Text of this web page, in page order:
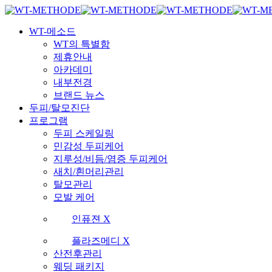
국내 최초 두피케어 브랜드 WT
국내 최초 두피케어 브랜드 WT
Skip
main
Menu
WT-메소드
WT의 특별함
제휴안내
아카데미
내부전경
브랜드 뉴스
두피/탈모진단
프로그램
두피 스케일링
민감성 두피케어
지루성/비듬/염증 두피케어
새치/흰머리관리
탈모관리
모발 케어
인퓨젼 X
플라즈메디 X
산전후관리
웨딩 패키지